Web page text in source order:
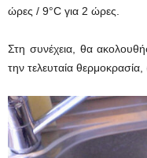
ώρες / 9°C για 2 ώρες.
Στη συνέχεια, θα
την τελευταία